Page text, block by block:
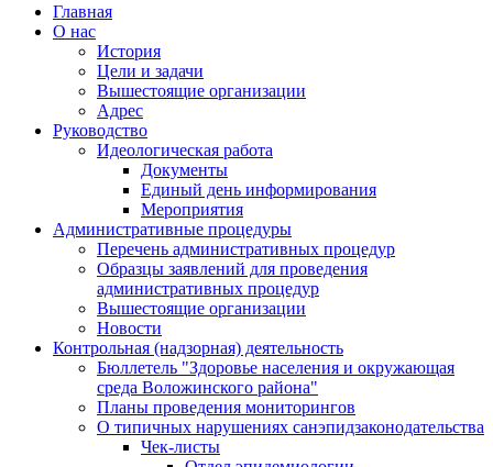
Главная
О нас
История
Цели и задачи
Вышестоящие организации
Адрес
Руководство
Идеологическая работа
Документы
Единый день информирования
Мероприятия
Административные процедуры
Перечень административных процедур
Образцы заявлений для проведения
административных процедур
Вышестоящие организации
Новости
Контрольная (надзорная) деятельность
Бюллетель "Здоровье населения и окружающая
среда Воложинского района"
Планы проведения мониторингов
О типичных нарушениях санэпидзаконодательства
Чек-листы